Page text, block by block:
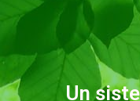
Un